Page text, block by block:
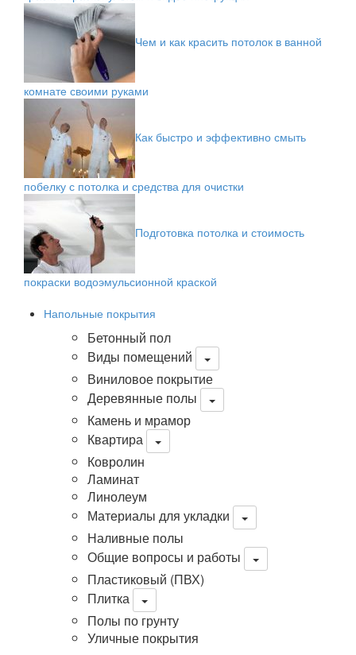
Чем и как красить потолок в ванной
комнате своими руками
Как быстро и эффективно смыть
побелку с потолка и средства для очистки
Подготовка потолка и стоимость
покраски водоэмульсионной краской
Напольные покрытия
Бетонный пол
Виды помещений
Виниловое покрытие
Деревянные полы
Камень и мрамор
Квартира
Ковролин
Ламинат
Линолеум
Материалы для укладки
Наливные полы
Общие вопросы и работы
Пластиковый (ПВХ)
Плитка
Полы по грунту
Уличные покрытия